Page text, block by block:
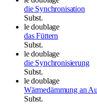
die Synchronisation
Subst.
le doublage
das Füttern
Subst.
le doublage
die Synchronisierung
Subst.
le doublage
Wärmedämmung an
Subst.